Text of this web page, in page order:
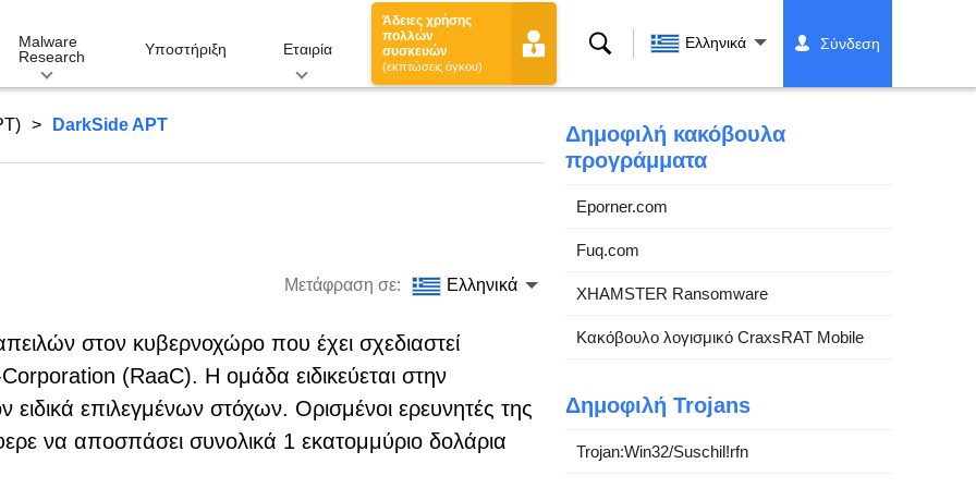
Malware
Research
Υποστήριξη Εταιρία
Άδειες χρήσης
πολλών
συσκευών
(εκπτώσεις όγκου)
Αναζήτηση Ελληνικά Σύνδεση
DarkSide APT
Μετάφραση σε: Ελληνικά
στον κυβερνοχώρο που έχει σχεδιαστεί
(RaaC). Η ομάδα ειδικεύεται στην
επιλεγμένων στόχων. Ορισμένοι ερευνητές της
να αποσπάσει συνολικά 1 εκατομμύριο δολάρια
Δημοφιλή κακόβουλα
προγράμματα
Eporner.com
Fuq.com
XHAMSTER Ransomware
Κακόβουλο λογισμικό CraxsRAT Mobile
Δημοφιλή Trojans
Trojan:Win32/Suschil!rfn